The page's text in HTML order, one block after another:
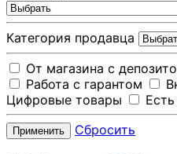
Категория продавца
От магазина с
Работа с гарантом
Цифровые товары
Применить Сбросить